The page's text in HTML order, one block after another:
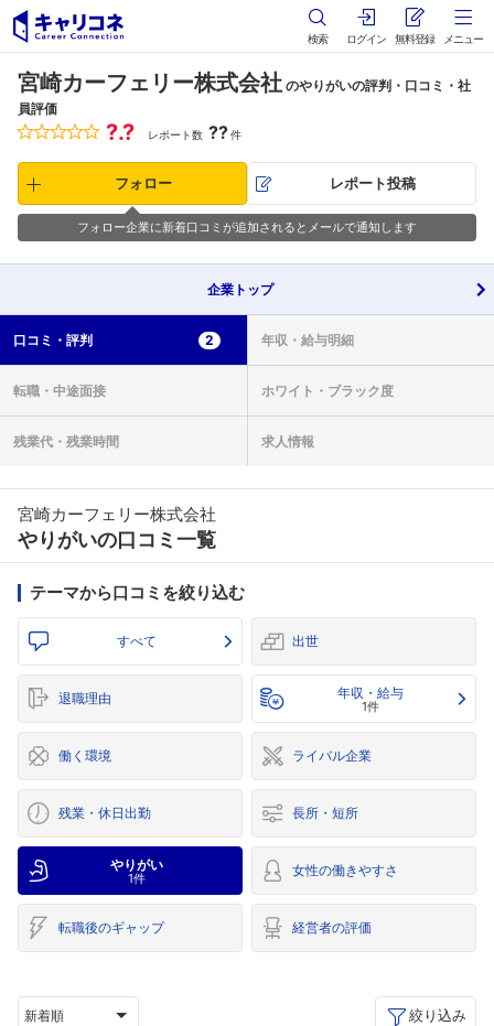
検索 ログイン 無料登録 メニュー
宮崎カーフェリー株式会社 のやりがいの評判・口コミ・社
員評価
?.? レポート数 ??件
フォロー レポート投稿
フォロー企業に新着口コミが追加されるとメールで通知します
企業 トップ
口コミ・ 評判 2 年収・ 給与明細
転職・ 中途面接 ホワイト・ ブラック度
残業代・ 残業時間 求人情報
宮崎カーフェリー株式会社
やりがいの口コミ一覧
テーマから口コミを絞り込む
すべて 出世
退職理由 年収・給与
1件
働く環境 ライバル企業
残業・休日出勤 長所・短所
やりがい
1件 女性の働きやすさ
転職後のギャップ 経営者の評価
新着順 絞り込み